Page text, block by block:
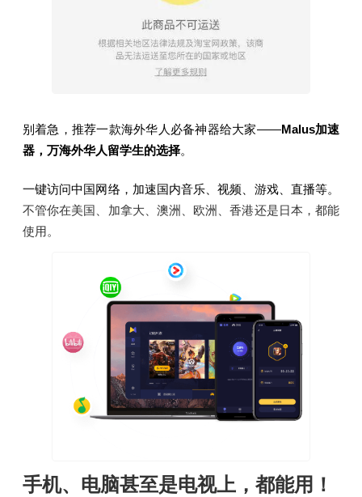
别着急，推荐一款海外华人必备神器给大家——Malus加速
器，万海外华人留学生的选择。
一键访问中国网络，加速国内音乐、视频、游戏、直播等。
不管你在美国、加拿大、澳洲、欧洲、香港还是日本，都能
使用。
手机、电脑甚至是电视上，都能用！